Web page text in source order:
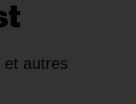
et autres